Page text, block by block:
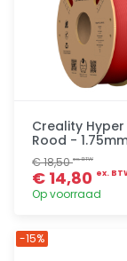
Creality Hyper
Rood -
€ 18,50ex. BTW
€ 14,80 ex.
Op voorraad
-15%